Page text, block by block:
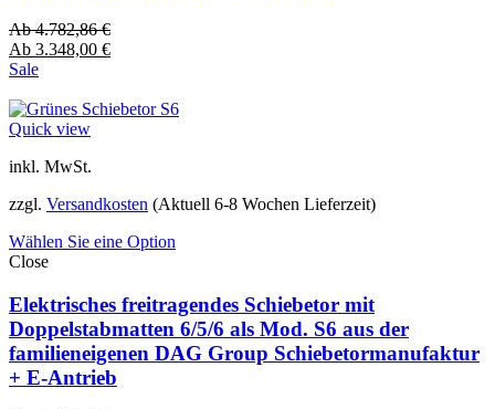
Ab4.782,86€
Ab 3.348,00 €
Sale
Quick view
inkl. MwSt.
zzgl. Versandkosten (Aktuell 6-8 Wochen Lieferzeit)
Wählen Sie eine Option
Close
Elektrisches freitragendes Schiebetor mit
Doppelstabmatten 6/5/6 als Mod. S6 aus der
familieneigenen DAG Group Schiebetormanufaktur
+ E-Antrieb